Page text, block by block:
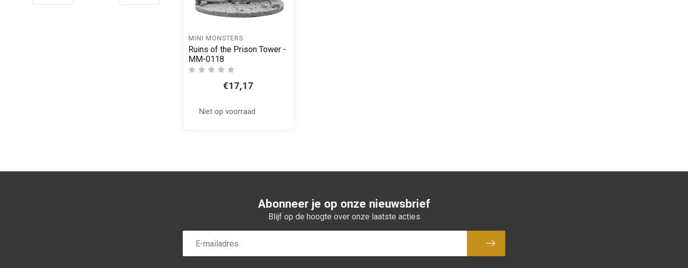
MINI MONSTERS
Ruins of the Prison Tower -
MM-0118
€17,17
Niet op voorraad
Abonneer je op onze nieuwsbrief
Blijf op de hoogte over onze laatste acties
Abonneer